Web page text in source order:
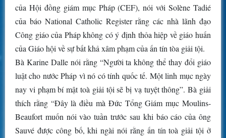
của Hội đồng giám mục Pháp (CEF), nói với Solène Tadié
của báo National Catholic Register rằng các nhà lãnh đạo
Công giáo của Pháp không có ý định thỏa hiệp về giáo huấn
của Giáo hội về sự bất khả xâm phạm của ấn tín tòa giải tội.
Bà Karine Dalle nói rằng “Người ta không thể thay đổi giáo
luật cho nước Pháp vì nó có tính quốc tế. Một linh mục ngày
nay vi phạm bí mật toà giải tội sẽ bị vạ tuyệt thông”. Bà giải
thích rằng “Đây là điều mà Đức Tổng Giám mục Moulins-
Beaufort muốn nói vào tuần trước sau khi báo cáo của ông
Sauvé được công bố, khi ngài nói rằng ấn tín toà giải tội ở